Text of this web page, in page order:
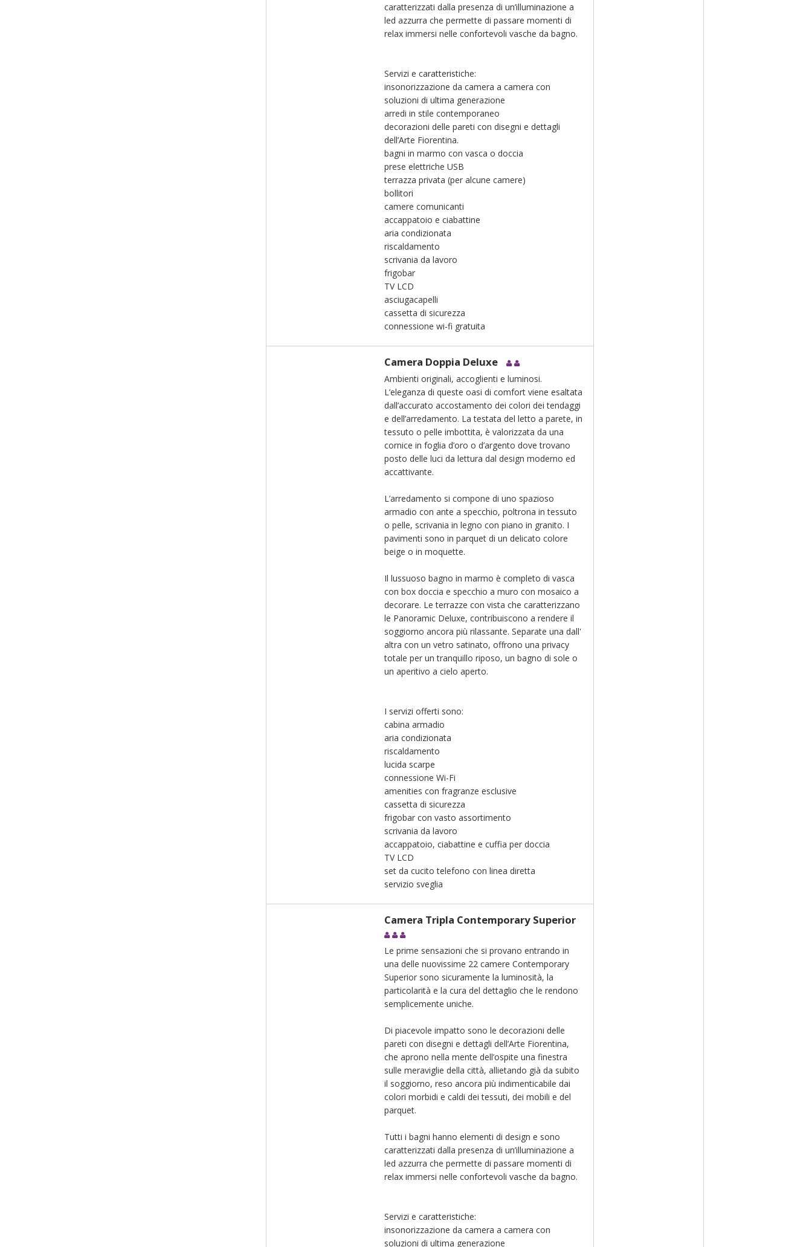
caratterizzati dalla presenza di un’illuminazione a
led azzurra che permette di passare momenti di
relax immersi nelle confortevoli vasche da bagno.
Servizi e caratteristiche:
insonorizzazione da camera a camera con
soluzioni di ultima generazione
arredi in stile contemporaneo
decorazioni delle pareti con disegni e dettagli
dell’Arte Fiorentina.
bagni in marmo con vasca o doccia
prese elettriche USB
terrazza privata (per alcune camere)
bollitori
camere comunicanti
accappatoio e ciabattine
aria condizionata
riscaldamento
scrivania da lavoro
frigobar
TV LCD
asciugacapelli
cassetta di sicurezza
connessione wi-fi gratuita
Camera Doppia Deluxe
Ambienti originali, accoglienti e luminosi.
L’eleganza di queste oasi di comfort viene esaltata
dall’accurato accostamento dei colori dei tendaggi
e dell’arredamento. La testata del letto a parete, in
tessuto o pelle imbottita, è valorizzata da una
cornice in foglia d’oro o d’argento dove trovano
posto delle luci da lettura dal design moderno ed
accattivante.
L’arredamento si compone di uno spazioso
armadio con ante a specchio, poltrona in tessuto
o pelle, scrivania in legno con piano in granito. I
pavimenti sono in parquet di un delicato colore
beige o in moquette.
Il lussuoso bagno in marmo è completo di vasca
con box doccia e specchio a muro con mosaico a
decorare. Le terrazze con vista che caratterizzano
le Panoramic Deluxe, contribuiscono a rendere il
soggiorno ancora più rilassante. Separate una dall'
altra con un vetro satinato, offrono una privacy
totale per un tranquillo riposo, un bagno di sole o
un aperitivo a cielo aperto.
I servizi offerti sono:
cabina armadio
aria condizionata
riscaldamento
lucida scarpe
connessione Wi-Fi
amenities con fragranze esclusive
cassetta di sicurezza
frigobar con vasto assortimento
scrivania da lavoro
accappatoio, ciabattine e cuffia per doccia
TV LCD
set da cucito telefono con linea diretta
servizio sveglia
Camera Tripla Contemporary Superior
Le prime sensazioni che si provano entrando in
una delle nuovissime 22 camere Contemporary
Superior sono sicuramente la luminosità, la
particolarità e la cura del dettaglio che le rendono
semplicemente uniche.
Di piacevole impatto sono le decorazioni delle
pareti con disegni e dettagli dell’Arte Fiorentina,
che aprono nella mente dell’ospite una finestra
sulle meraviglie della città, allietando già da subito
il soggiorno, reso ancora più indimenticabile dai
colori morbidi e caldi dei tessuti, dei mobili e del
parquet.
Tutti i bagni hanno elementi di design e sono
caratterizzati dalla presenza di un’illuminazione a
led azzurra che permette di passare momenti di
relax immersi nelle confortevoli vasche da bagno.
Servizi e caratteristiche:
insonorizzazione da camera a camera con
soluzioni di ultima generazione